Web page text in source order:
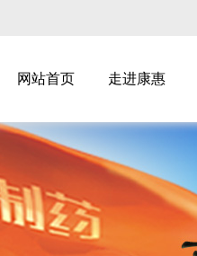
网站首页 走进康惠